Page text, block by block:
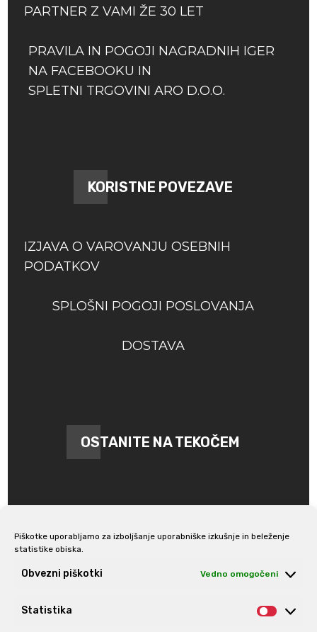
Piškotke uporabljamo za izboljšanje uporabniške izkušnje in beleženje
statistike obiska.
Obvezni piškotki Vedno omogočeni
Statistika
PARTNER Z VAMI ŽE 30 LET
PRAVILA IN POGOJI NAGRADNIH IGER
NA FACEBOOKU IN
SPLETNI TRGOVINI ARO D.O.O.
KORISTNE POVEZAVE
IZJAVA O VAROVANJU OSEBNIH
PODATKOV
SPLOŠNI POGOJI POSLOVANJA
DOSTAVA
OSTANITE NA TEKOČEM